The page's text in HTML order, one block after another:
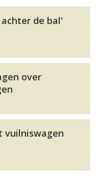
de bal'
over
vuilniswagen